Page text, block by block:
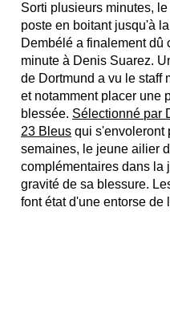
Sorti plusieurs minutes,
poste en boitant jusqu'à
Dembélé a finalement dû
minute à Denis Suarez.
de Dortmund a vu le staff
et notamment placer une
blessée. Sélectionné par
23 Bleus qui s'envoleront
semaines, le jeune ailier
complémentaires dans la
gravité de sa blessure.
font état d'une entorse de